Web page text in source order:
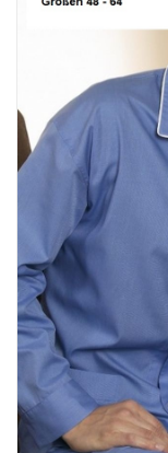
Haus-Bademäntel
Plaids, Decken, Kissen
Mode & Accessoires
Edles aus Cashmere
Tisch & Küche
Kinder
Geschenkideen und
Gutscheine